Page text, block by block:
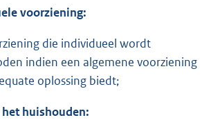
voorziening:
die individueel wordt
indien een algemene voorziening
oplossing biedt;
huishouden: